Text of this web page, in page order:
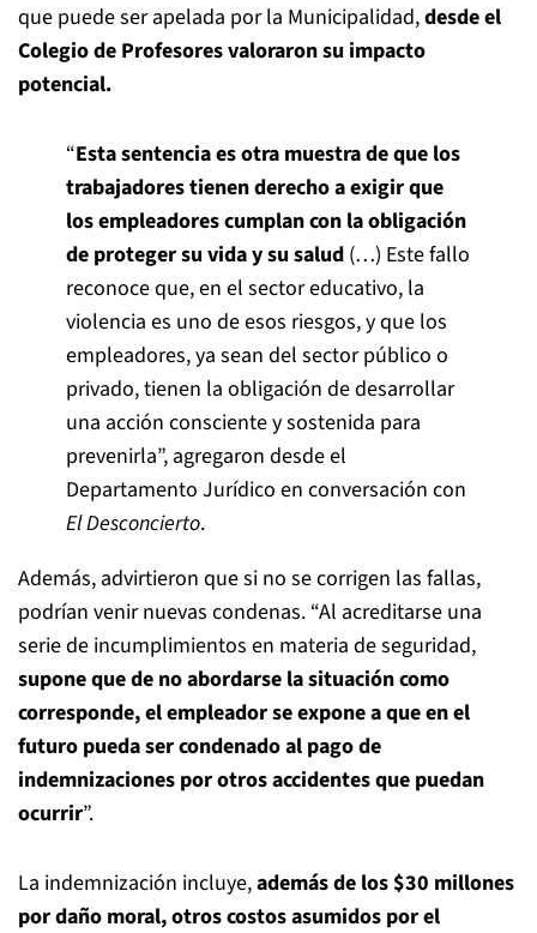
que puede ser apelada por la Municipalidad,desde el
Colegio de Profesores valoraron su impacto
potencial.
“Esta sentencia es otra muestra de que los
trabajadores tienen derecho a exigir que
los empleadores cumplan con la obligación
de proteger su vida y su salud (…) Este fallo
reconoce que, en el sector educativo, la
violencia es uno de esos riesgos, y que los
empleadores, ya sean del sector público o
privado, tienen la obligación de desarrollar
una acción consciente y sostenida para
prevenirla”, agregaron desde el
Departamento Jurídico en conversación con
El Desconcierto.
Además, advirtieron que si no se corrigen las fallas,
podrían venir nuevas condenas. “Al acreditarse una
serie de incumplimientos en materia de seguridad,
supone que de no abordarse la situación como
corresponde, el empleador se expone a que en el
futuro pueda ser condenado al pago de
indemnizaciones por otros accidentes que puedan
ocurrir”.
La indemnización incluye,además de los $30 millones
por daño moral, otros costos asumidos por el